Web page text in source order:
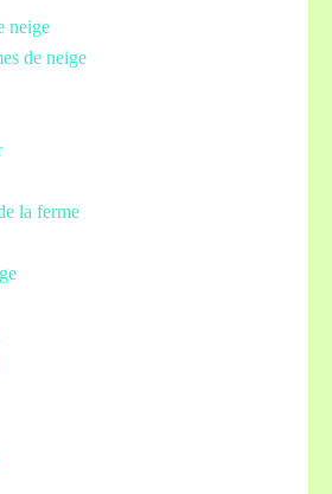
neige
de neige
la ferme